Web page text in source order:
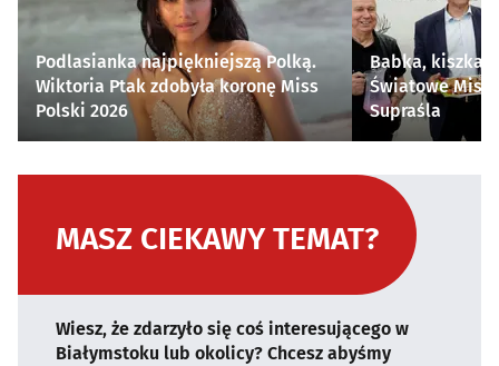
Podlasianka najpiękniejszą Polką.
Wiktoria Ptak zdobyła koronę Miss
Polski 2026
Babka, kiszka i
Światowe
Supraśla
MASZ CIEKAWY TEMAT?
Wiesz, że zdarzyło się coś interesującego w
Białymstoku lub okolicy? Chcesz abyśmy